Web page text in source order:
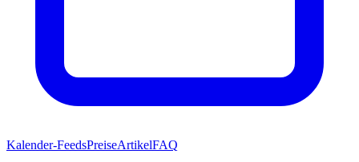
Kalender-FeedsPreiseArtikelFAQ